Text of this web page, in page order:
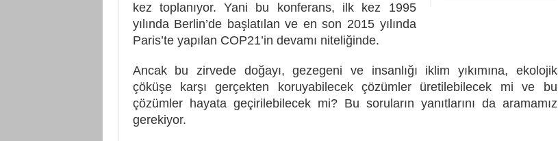
kez toplanıyor. Yani bu konferans, ilk kez 1995
yılında Berlin’de başlatılan ve en son 2015 yılında
Paris’te yapılan COP21’in devamı niteliğinde.
Ancak bu zirvede doğayı, gezegeni ve insanlığı iklim yıkımına, ekolojik
çöküşe karşı gerçekten koruyabilecek çözümler üretilebilecek mi ve bu
çözümler hayata geçirilebilecek mi? Bu soruların yanıtlarını da aramamız
gerekiyor.